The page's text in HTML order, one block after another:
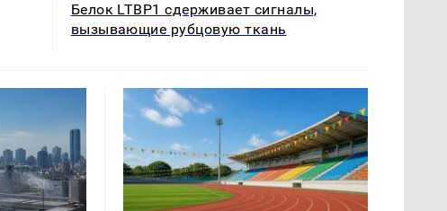
Белок LTBP1 сдерживает сигналы,
вызывающие рубцовую ткань